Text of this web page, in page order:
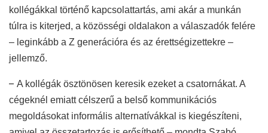
kollégákkal történő kapcsolattartás, ami akár a munkán
túlra is kiterjed, a közösségi oldalakon a válaszadók felére
– leginkább a Z generációra és az érettségizettekre –
jellemző.
– A kollégák ösztönösen keresik ezeket a csatornákat. A
cégeknél emiatt célszerű a belső kommunikációs
megoldásokat informális alternatívákkal is kiegészíteni,